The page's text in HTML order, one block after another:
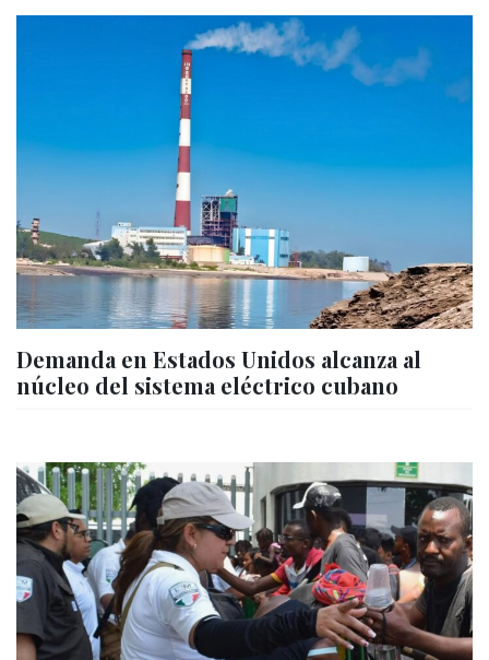
Demanda en Estados Unidos alcanza al
núcleo del sistema eléctrico cubano